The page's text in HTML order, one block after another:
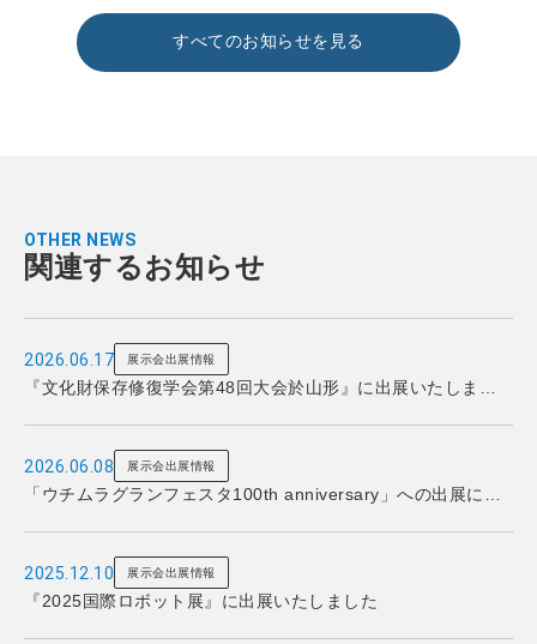
すべてのお知らせを見る
OTHER NEWS
関連するお知らせ
2026.06.17 展示会出展情報
『文化財保存修復学会第48回大会於山形』に出展いたしまし
2026.06.08 展示会出展情報
「ウチムラグランフェスタ100th anniversary」への出展につ
2025.12.10 展示会出展情報
『2025国際ロボット展』に出展いたしました